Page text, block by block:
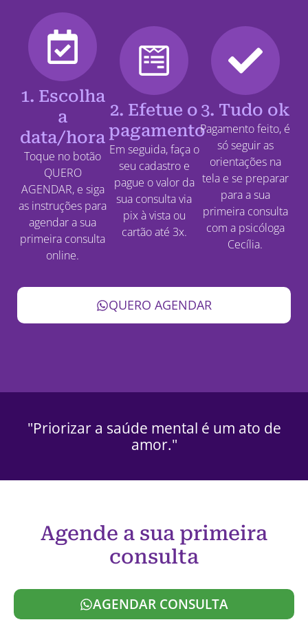
1. Escolha
a
data/hora
Toque no botão
QUERO
AGENDAR, e siga
as instruções para
agendar a sua
primeira consulta
online.
2. Efetue o
pagamento
Em seguida, faça o
seu cadastro e
pague o valor da
sua consulta via
pix à vista ou
cartão até 3x.
3. Tudo ok
Pagamento feito, é
só seguir as
orientações na
tela e se preparar
para a sua
primeira consulta
com a psicóloga
Cecília.
QUERO AGENDAR
"Priorizar a saúde mental é um ato de
amor."
Agende a sua primeira
consulta
AGENDAR CONSULTA